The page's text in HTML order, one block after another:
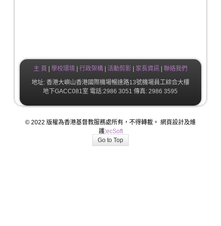
主 頁 學校環境| 行政架構| 活動剪影| 家長資訊| 聯絡我們
地址: 香港大嶼山香港國際機場暢達路13號機場員工綜合大樓
地下GACC081室 電話:2986 3051 傳真: 2986 3595
© 2022 版權為香港基督教服務處所有，不得轉載。 網頁設計及維
護:ecSoft
Go to Top